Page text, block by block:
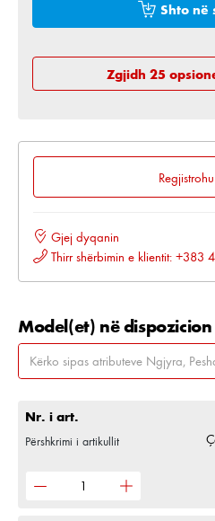
Shto në
Zgjidh 25
Gjej dyqanin
Thirr shërbimin e klientit: +383
Model(et) në dispozicion
Nr. i art.
Përshkrimi i artikullit